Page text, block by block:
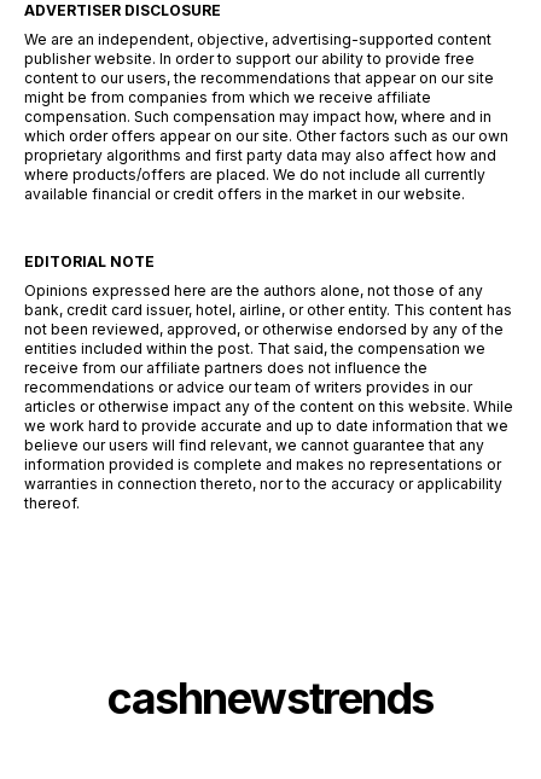
ADVERTISER DISCLOSURE
We are an independent, objective, advertising-supported content
publisher website. In order to support our ability to provide free
content to our users, the recommendations that appear on our site
might be from companies from which we receive affiliate
compensation. Such compensation may impact how, where and in
which order offers appear on our site. Other factors such as our own
proprietary algorithms and first party data may also affect how and
where products/offers are placed. We do not include all currently
available financial or credit offers in the market in our website.
EDITORIAL NOTE
Opinions expressed here are the authors alone, not those of any
bank, credit card issuer, hotel, airline, or other entity. This content has
not been reviewed, approved, or otherwise endorsed by any of the
entities included within the post. That said, the compensation we
receive from our affiliate partners does not influence the
recommendations or advice our team of writers provides in our
articles or otherwise impact any of the content on this website. While
we work hard to provide accurate and up to date information that we
believe our users will find relevant, we cannot guarantee that any
information provided is complete and makes no representations or
warranties in connection thereto, nor to the accuracy or applicability
thereof.
cashnewstrends